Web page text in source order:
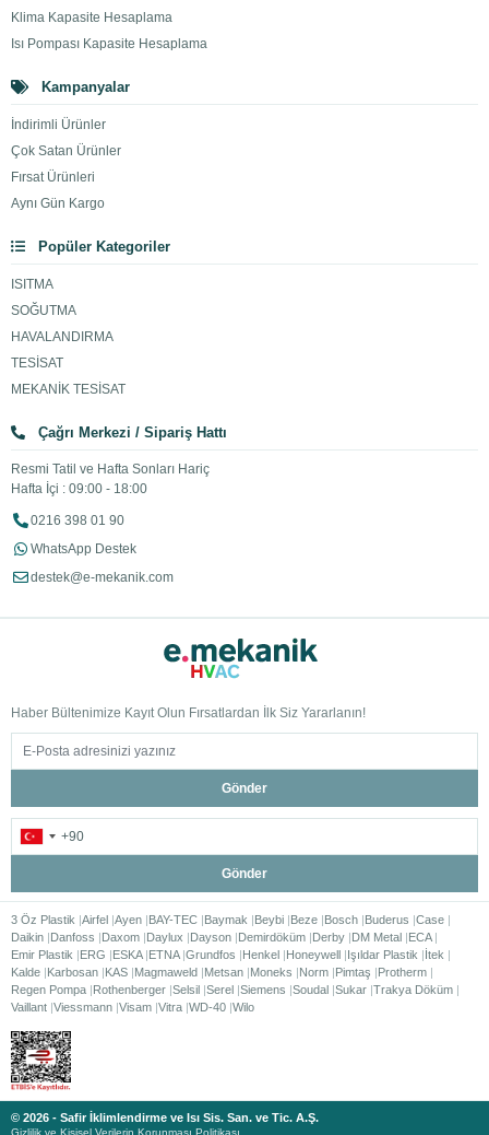
Klima Kapasite Hesaplama
Isı Pompası Kapasite Hesaplama
Kampanyalar
İndirimli Ürünler
Çok Satan Ürünler
Fırsat Ürünleri
Aynı Gün Kargo
Popüler Kategoriler
ISITMA
SOĞUTMA
HAVALANDIRMA
TESİSAT
MEKANİK TESİSAT
Çağrı Merkezi / Sipariş Hattı
Resmi Tatil ve Hafta Sonları Hariç
Hafta İçi : 09:00 - 18:00
0216 398 01 90
WhatsApp Destek
destek@e-mekanik.com
Haber Bültenimize Kayıt Olun Fırsatlardan İlk Siz Yararlanın!
Gönder
Gönder
3 Öz Plastik Airfel Ayen BAY-TEC Baymak Beybi Beze Bosch Buderus Case
Daikin Danfoss Daxom Daylux Dayson Demirdöküm Derby DM Metal ECA
Emir Plastik
ERG ESKA ETNA Grundfos Henkel Honeywell Işıldar Plastik
İtek
Kalde Karbosan KAS Magmaweld Metsan Moneks Norm Pimtaş
Protherm
Regen Pompa Rothenberger Selsil Serel Siemens Soudal Sukar Trakya Döküm
Vaillant Viessmann Visam Vitra WD-40 Wilo
© 2026 - Safir İklimlendirme ve Isı Sis. San. ve Tic. A.Ş.
Gizlilik ve Kişisel Verilerin Korunması Politikası